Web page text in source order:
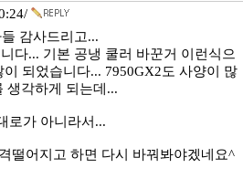
감사드리고...
다... 기본 공냉 쿨러 바꾼거 이런식으
되었습니다... 7950GX2도 사양이 많
생각하게 되는데...
로가 아니라서...
떨어지고 하면 다시 바꿔봐야겠네요^